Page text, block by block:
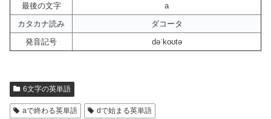
最後の文字
a
カタカナ読み
ダコータ
発音記号
dəˈkoʊtə
6文字の英単語
aで終わる英単語 dで始まる英単語